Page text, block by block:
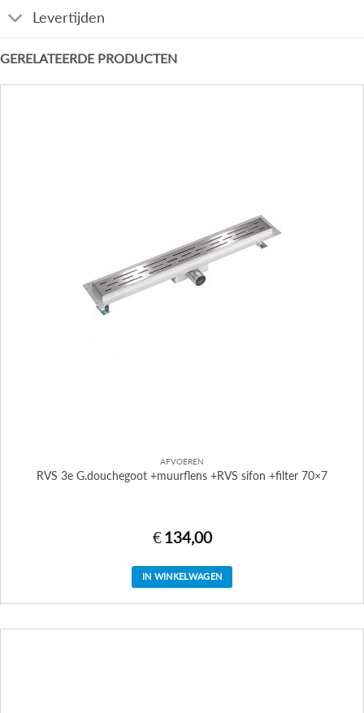
Levertijden
GERELATEERDE PRODUCTEN
AFVOEREN
RVS 3e G.douchegoot +muurflens +RVS sifon +filter 70×7
€ 134,00
IN WINKELWAGEN